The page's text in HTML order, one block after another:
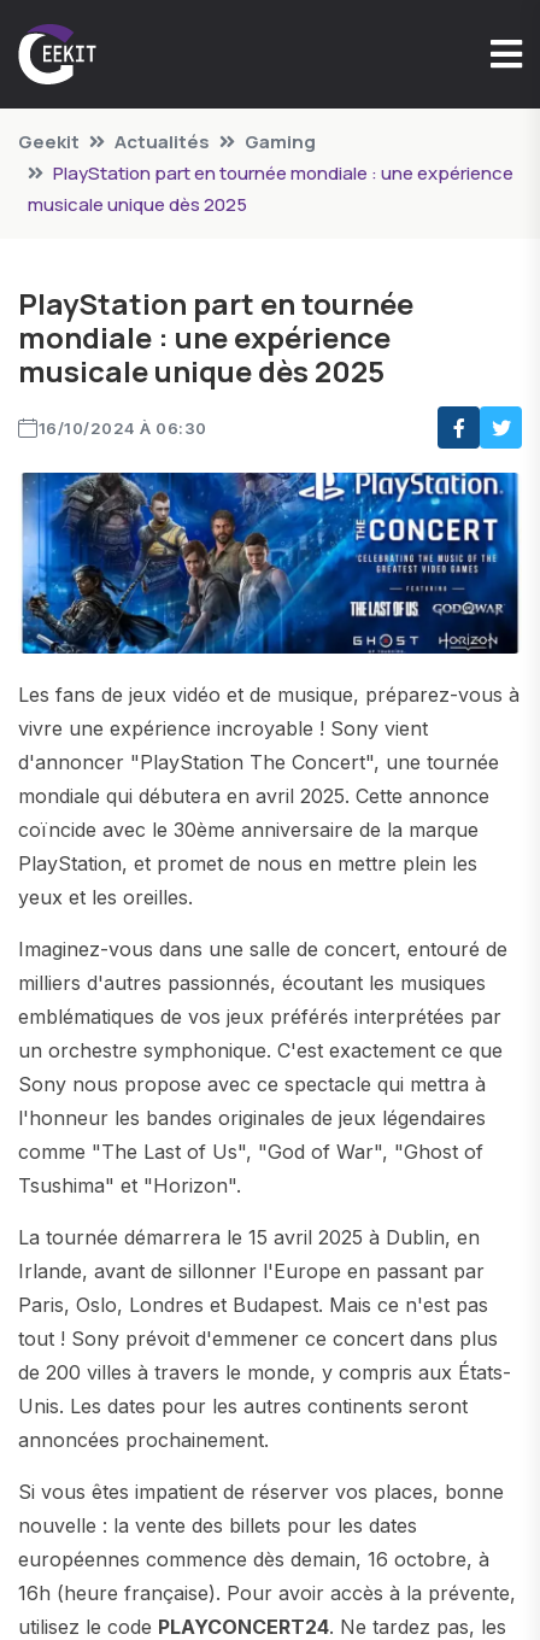
Geekit Actualités
Gaming
PlayStation part en tournée mondiale : une expérience
musicale unique dès 2025
PlayStation part en tournée
mondiale : une expérience
musicale unique dès 2025
16/10/2024 À 06:30
Les fans de jeux vidéo et de musique, préparez-vous à
vivre une expérience incroyable ! Sony vient
d'annoncer "PlayStation The Concert", une tournée
mondiale qui débutera en avril 2025. Cette annonce
coïncide avec le 30ème anniversaire de la marque
PlayStation, et promet de nous en mettre plein les
yeux et les oreilles.
Imaginez-vous dans une salle de concert, entouré de
milliers d'autres passionnés, écoutant les musiques
emblématiques de vos jeux préférés interprétées par
un orchestre symphonique. C'est exactement ce que
Sony nous propose avec ce spectacle qui mettra à
l'honneur les bandes originales de jeux légendaires
comme "The Last of Us", "God of War", "Ghost of
Tsushima" et "Horizon".
La tournée démarrera le 15 avril 2025 à Dublin, en
Irlande, avant de sillonner l'Europe en passant par
Paris, Oslo, Londres et Budapest. Mais ce n'est pas
tout ! Sony prévoit d'emmener ce concert dans plus
de 200 villes à travers le monde, y compris aux États-
Unis. Les dates pour les autres continents seront
annoncées prochainement.
Si vous êtes impatient de réserver vos places, bonne
nouvelle : la vente des billets pour les dates
européennes commence dès demain, 16 octobre, à
16h (heure française). Pour avoir accès à la prévente,
utilisez le code PLAYCONCERT24. Ne tardez pas, les